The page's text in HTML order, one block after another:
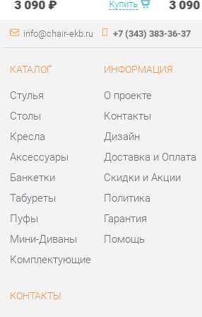
Столы
Кресла
Аксессуары
Банкетки
Контакты
Дизайн
Доставка и Оплата
Скидки и Акции
КОНТАКТЫ
Шоурум и склад самовывоза
Адрес: г. Екатеринбург,
ул.Металлургов, 84
Телефон: +7 (343) 383-36-37